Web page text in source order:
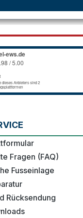
Fragen (FAQ)
Fusseinlage
Rücksendung